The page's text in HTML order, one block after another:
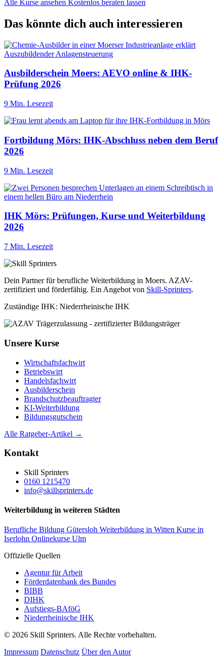
Alle Kurse ansehen Kostenlos beraten lassen
Das könnte dich auch interessieren
Ausbilderschein Moers: AEVO online & IHK-
Prüfung 2026
9 Min. Lesezeit
Fortbildung Mörs: IHK-Abschluss neben dem Beruf
2026
9 Min. Lesezeit
IHK Mörs: Prüfungen, Kurse und Weiterbildung
2026
7 Min. Lesezeit
Dein Partner für berufliche Weiterbildung in Moers. AZAV-
zertifiziert und förderfähig. Ein Angebot von Skill-Sprinters.
Zuständige IHK: Niederrheinische IHK
Unsere Kurse
Wirtschaftsfachwirt
Betriebswirt
Handelsfachwirt
Ausbilderschein
Brandschutzbeauftragter
KI-Weiterbildung
Bildungsgutschein
Alle Ratgeber-Artikel →
Kontakt
Skill Sprinters
0160 1215470
info@skillsprinters.de
Weiterbildung in weiteren Städten
Berufliche Bildung Gütersloh Weiterbildung in Witten Kurse in
Iserlohn Onlinekurse Ulm
Offizielle Quellen
Agentur für Arbeit
Förderdatenbank des Bundes
BIBB
DIHK
Aufstiegs-BAföG
Niederrheinische IHK
© 2026 Skill Sprinters. Alle Rechte vorbehalten.
Impressum Datenschutz Über den Autor